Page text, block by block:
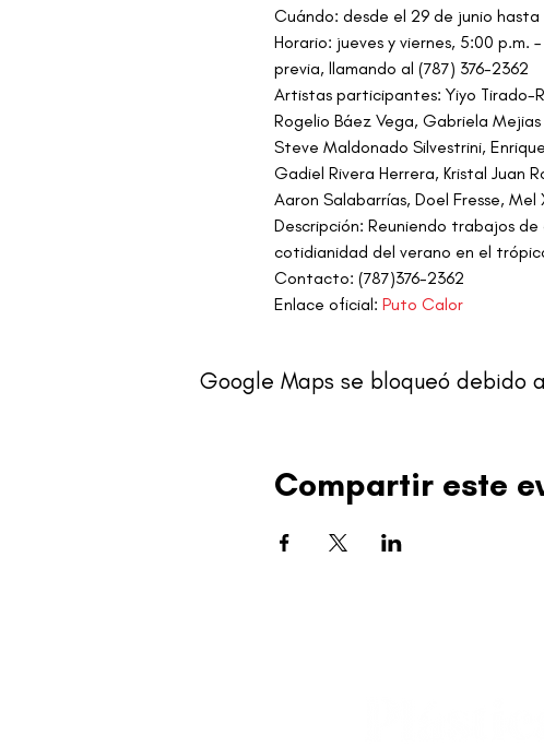
Cuándo: desde el 29 de junio
Horario: jueves y viernes, 5:00 p.m.
previa, llamando al (787) 376-2362
Artistas participantes: Yiyo Tirado-
Rogelio Báez Vega, Gabriela
Steve Maldonado Silvestrini,
Gadiel Rivera Herrera, Kristal Juan
Aaron Salabarrías, Doel Fresse,
Descripción: Reuniendo trabajos
cotidianidad del verano en el
Contacto: (787)376-2362
Enlace oficial: Puto Calor
Google Maps se bloqueó debido
Compartir este